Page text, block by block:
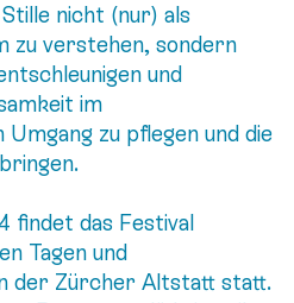
nicht (nur) als
zu verstehen, sondern
und
im
zu pflegen und die
findet das Festival
Tagen und
der Zürcher Altstatt statt.